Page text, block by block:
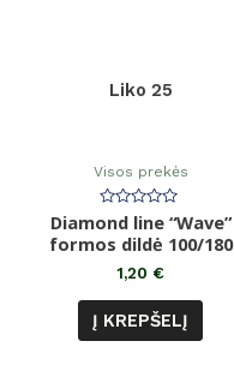
Liko 25
Visos prekės
Įvertinimas:
0
iš
Diamond line “Wave”
formos dildė 100/180
1,20 €
Į KREPŠELĮ